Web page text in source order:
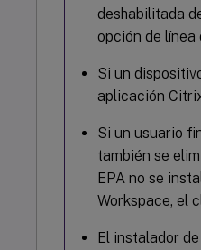
deshabilitada
opción de línea
Si un
aplicación
Si un usuario
también se
EPA no se
Workspace, el
El instalador